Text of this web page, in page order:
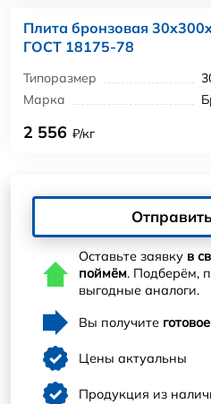
Плита бронзовая
ГОСТ 18175-78
Типоразмер
Марка
2 556 ₽/кг
Оставьте заявку в
поймём. Подберём,
выгодные аналоги.
Вы получите
Цены актуальны
Продукция из